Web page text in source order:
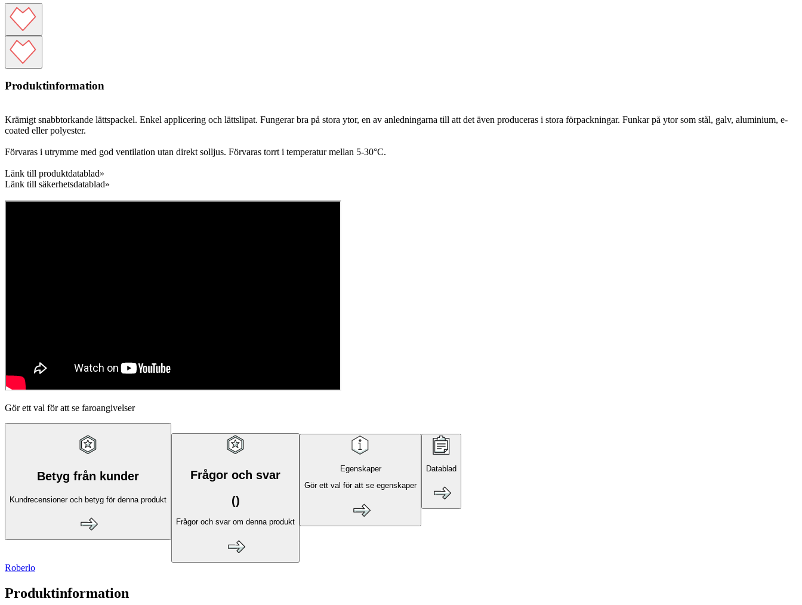
Produktinformation
Krämigt snabbtorkande lättspackel. Enkel applicering och lättslipat. Fungerar bra på stora ytor, en av anledningarna till att det även produceras i stora förpackningar. Funkar på ytor som stål, galv, aluminium, e-
coated eller polyester.
Förvaras i utrymme med god ventilation utan direkt solljus. Förvaras torrt i temperatur mellan 5-30°C.
Länk till produktdatablad»
Länk till säkerhetsdatablad»
Gör ett val för att se faroangivelser
Betyg från kunder
Kundrecensioner och betyg för denna produkt
Frågor och svar
()
Frågor och svar om denna produkt
Egenskaper
Gör ett val för att se egenskaper
Datablad
Roberlo
Produktinformation